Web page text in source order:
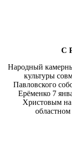
С
Народный
культуры
Павловского
Ерёменко 7
Христовым на